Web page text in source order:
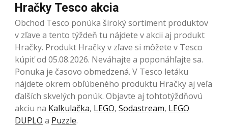
Hračky Tesco akcia
Obchod Tesco ponúka široký sortiment produktov
v zľave a tento týždeň tu nájdete v akcii aj produkt
Hračky. Produkt Hračky v zľave si môžete v Tesco
kúpiť od 05.08.2026. Neváhajte a poponáhľajte sa.
Ponuka je časovo obmedzená. V Tesco letáku
nájdete okrem obľúbeného produktu Hračky aj veľa
ďalších skvelých ponúk. Objavte aj tohtotýždňovú
akciu na Kalkulačka, LEGO, Sodastream, LEGO
DUPLO a Puzzle.